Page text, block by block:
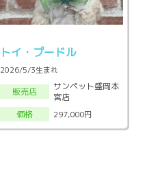
トイ・プードル
2026/5/3生まれ
販売店
サンペット盛岡本
宮店
価格
297,000円